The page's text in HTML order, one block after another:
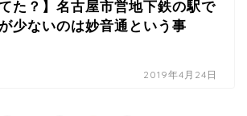
た？】名古屋市営地下鉄の駅で
少ないのは妙音通という事
2019年4月24日